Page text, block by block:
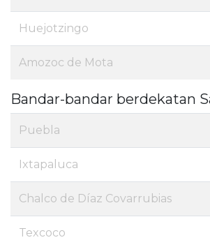
Huejotzingo
Amozoc de Mota
Bandar-bandar berdekatan
Puebla
Ixtapaluca
Chalco de Díaz Covarrubias
Texcoco